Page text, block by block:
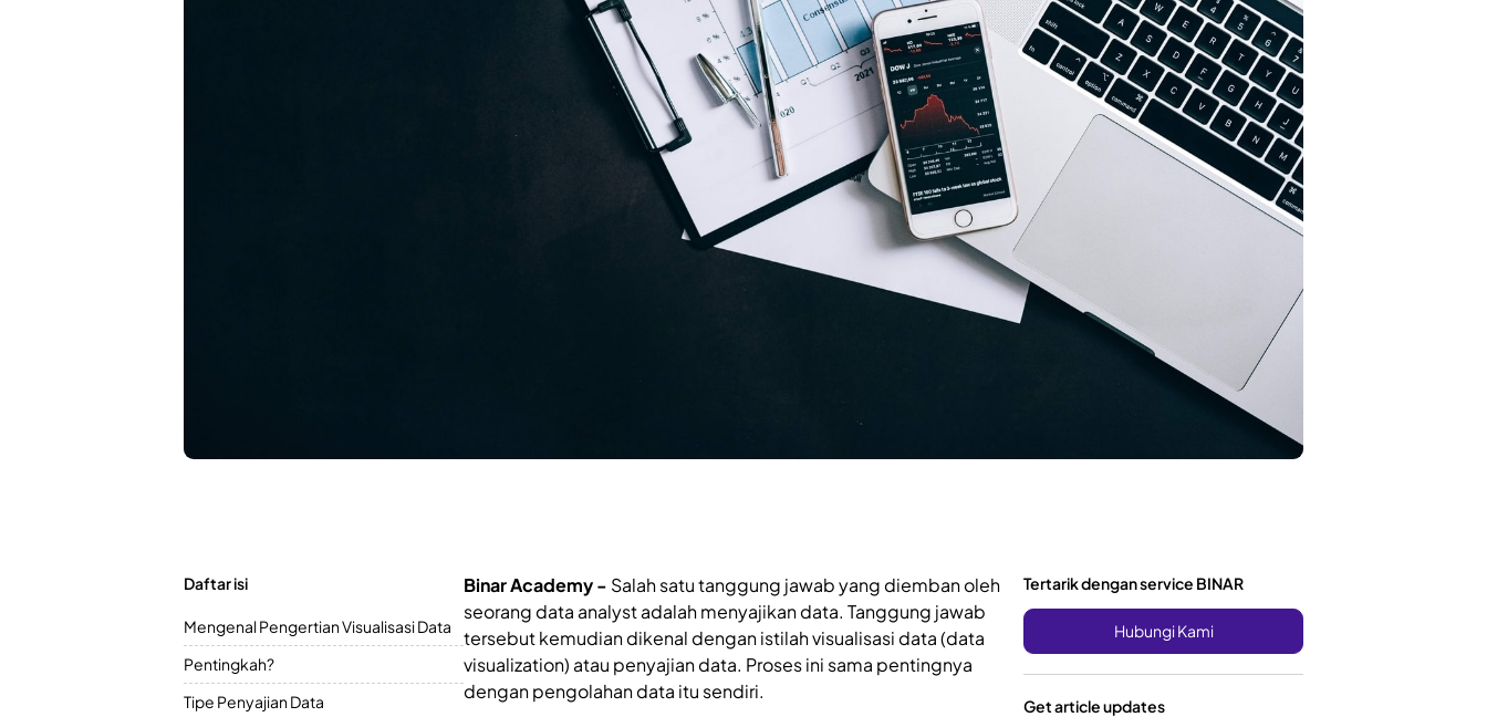
Daftar isi
Mengenal Pengertian Visualisasi Data
Pentingkah?
Tipe Penyajian Data
Binar Academy - Salah satu tanggung jawab yang diemban oleh
seorang data analyst adalah menyajikan data. Tanggung jawab
tersebut kemudian dikenal dengan istilah visualisasi data (data
visualization) atau penyajian data. Proses ini sama pentingnya
dengan pengolahan data itu sendiri.
Tertarik dengan service BINAR
Hubungi Kami
Get article updates